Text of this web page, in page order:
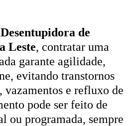
Desentupidora de
Leste, contratar uma
garante agilidade,
evitando transtornos
vazamentos e refluxo de
pode ser feito de
ou programada, sempre